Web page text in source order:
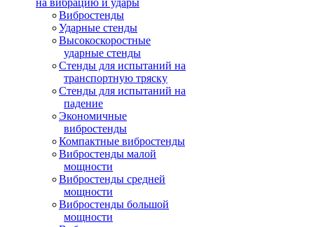
на вибрацию и удары
Вибростенды
Ударные стенды
Высокоскоростные
ударные стенды
Стенды для испытаний на
транспортную тряску
Стенды для испытаний на
падение
Экономичные
вибростенды
Компактные вибростенды
Вибростенды малой
мощности
Вибростенды средней
мощности
Вибростенды большой
мощности